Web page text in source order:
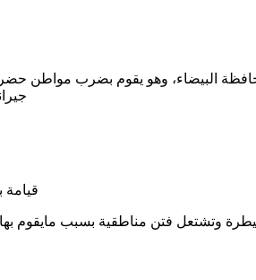
البيضاء، وهو يقوم بضرب مواطن
وتشتعل فتن مناطقية بسبب مايقوم